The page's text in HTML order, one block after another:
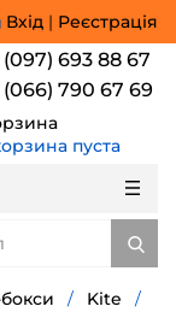
Вхід | Реєстрація
(097) 693 88 67
(066) 790 67 69
пуста
/ Kite /